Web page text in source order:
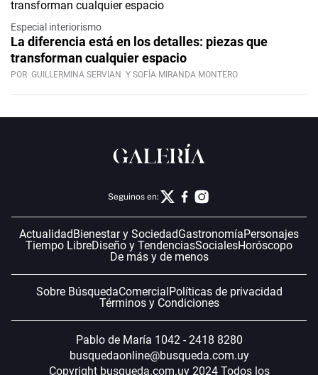
Especial interiorismo
La diferencia está en los detalles: piezas que
transforman cualquier espacio
POR GUILLERMINA SERVIAN Y SOFÍA MIRANDA MONTERO
Seguinos en:
Actualidad Bienestar y SociedadGastronomíaPersonajes
Tiempo LibreDiseño y TendenciasSocialesHoróscopo
De más y de menos
Sobre BúsquedaComercial Políticas de privacidad
Términos y Condiciones
Pablo de María 1042 - 2418 8280
busquedaonline@busqueda.com.uy
Copyright busqueda.com.uy 2024 Todos los